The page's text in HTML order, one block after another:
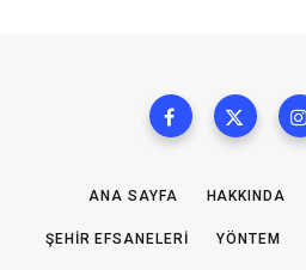
ANA SAYFA HAKKINDA
ŞEHIR EFSANELERI YÖNTEM